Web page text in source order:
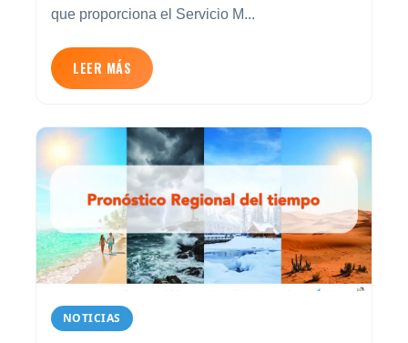
que proporciona el Servicio M...
LEER MÁS
NOTICIAS